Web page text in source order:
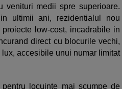
venituri medii spre superioare.
ultimii ani, rezidentialul nou
low-cost, incadrabile in
direct cu blocurile vechi,
accesibile unui numar limitat
locuinte mai scumpe de